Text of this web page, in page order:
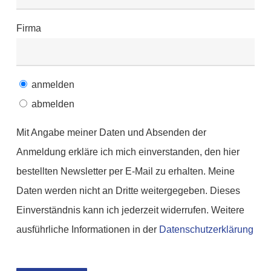
Firma
anmelden
abmelden
Mit Angabe meiner Daten und Absenden der
Anmeldung erkläre ich mich einverstanden, den hier
bestellten Newsletter per E-Mail zu erhalten. Meine
Daten werden nicht an Dritte weitergegeben. Dieses
Einverständnis kann ich jederzeit widerrufen. Weitere
ausführliche Informationen in der Datenschutzerklärung